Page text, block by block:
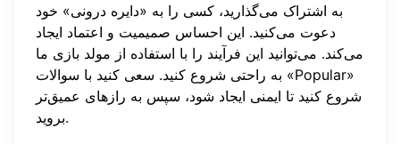
به اشتراک می‌گذارید، کسی را به «دایره درونی» خود
دعوت می‌کنید. این احساس صمیمیت و اعتماد ایجاد
می‌کند. می‌توانید این فرآیند را با استفاده از مولد بازی ما
به راحتی شروع کنید. سعی کنید با سوالات «Popular»
شروع کنید تا ایمنی ایجاد شود، سپس به رازهای عمیق‌تر
بروید.